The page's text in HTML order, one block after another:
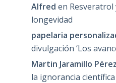
Alfred en Resveratrol
longevidad
papelaria
divulgación ‘Los
Martin Jaramillo Pérez
la ignorancia científica